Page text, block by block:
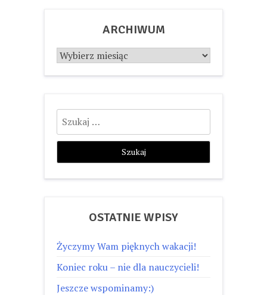
ARCHIWUM
Archiwum
Szukaj:
OSTATNIE WPISY
Życzymy Wam pięknych wakacji!
Koniec roku – nie dla nauczycieli!
Jeszcze wspominamy:)